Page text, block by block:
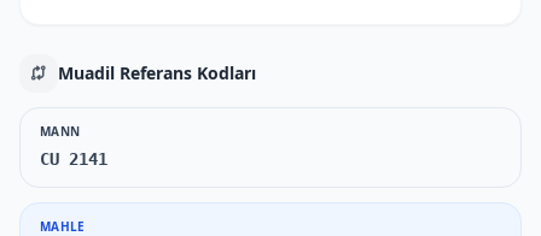
Muadil Referans Kodları
MANN
CU 2141
MAHLE